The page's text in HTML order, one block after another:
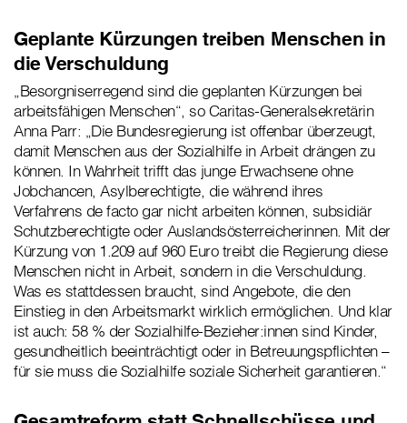
Geplante Kürzungen treiben Menschen in
die Verschuldung
„Besorgniserregend sind die geplanten Kürzungen bei
arbeitsfähigen Menschen“, so Caritas-Generalsekretärin
Anna Parr: „Die Bundesregierung ist offenbar überzeugt,
damit Menschen aus der Sozialhilfe in Arbeit drängen zu
können. In Wahrheit trifft das junge Erwachsene ohne
Jobchancen, Asylberechtigte, die während ihres
Verfahrens de facto gar nicht arbeiten können, subsidiär
Schutzberechtigte oder Auslandsösterreicherinnen. Mit der
Kürzung von 1.209 auf 960 Euro treibt die Regierung diese
Menschen nicht in Arbeit, sondern in die Verschuldung.
Was es stattdessen braucht, sind Angebote, die den
Einstieg in den Arbeitsmarkt wirklich ermöglichen. Und klar
ist auch: 58 % der Sozialhilfe-Bezieher:innen sind Kinder,
gesundheitlich beeinträchtigt oder in Betreuungspflichten –
für sie muss die Sozialhilfe soziale Sicherheit garantieren.“